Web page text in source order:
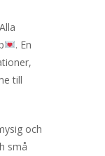
. En
till
och
små